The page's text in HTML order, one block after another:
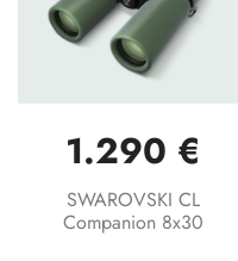
1.290 €
SWAROVSKI CL
Companion 8x30